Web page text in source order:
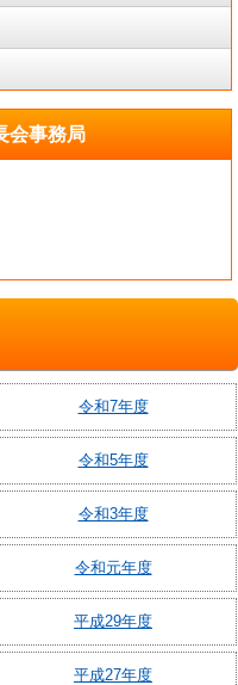
会事務局
令和7年度
令和5年度
令和3年度
令和元年度
平成29年度
平成27年度